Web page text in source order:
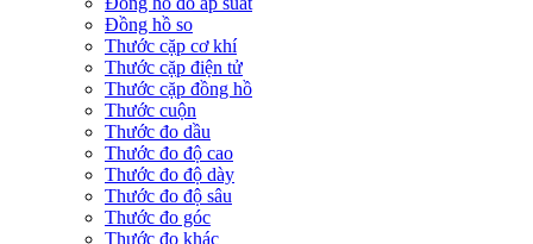
Đồng hồ so
Thước cặp cơ khí
Thước cặp điện tử
Thước cặp đồng hồ
Thước cuộn
Thước đo dầu
Thước đo độ cao
Thước đo độ dày
Thước đo độ sâu
Thước đo góc
Thước đo khác